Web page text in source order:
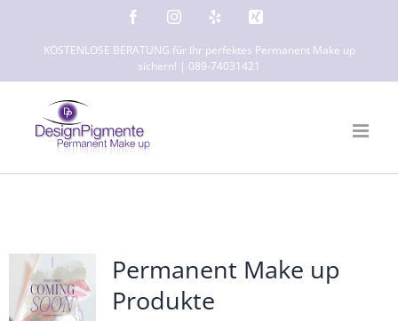
FacebookInstagram
KOSTENLOSE BERATUNG für Ihr perfektes Permanent Make up
sichern! | 089-74031421
Permanent Make up
Produkte